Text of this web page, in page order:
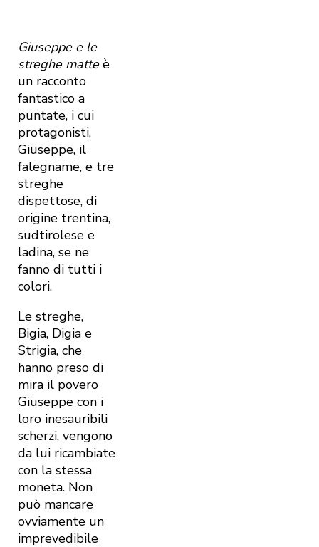
Giuseppe e le
streghe matteè
un racconto
fantastico a
puntate, i cui
protagonisti,
Giuseppe, il
falegname, e tre
streghe
dispettose, di
origine trentina,
sudtirolese e
ladina, se ne
fanno di tutti i
colori.
Le streghe,
Bigia, Digia e
Strigia, che
hanno preso di
mira il povero
Giuseppe con i
loro inesauribili
scherzi, vengono
da lui ricambiate
con la stessa
moneta. Non
può mancare
ovviamente un
imprevedibile